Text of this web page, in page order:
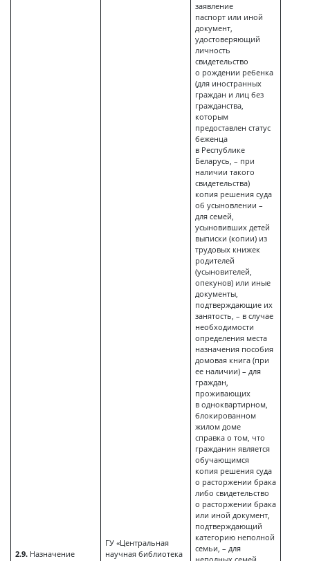
2.9.Назначение
ГУ «Центральная
научная библиотека
заявление
паспорт или иной
документ,
удостоверяющий
личность
свидетельство
о рождении ребенка
(для иностранных
граждан и лиц без
гражданства,
которым
предоставлен статус
беженца
в Республике
Беларусь, – при
наличии такого
свидетельства)
копия решения суда
об усыновлении –
для семей,
усыновивших детей
выписки (копии) из
трудовых книжек
родителей
(усыновителей,
опекунов) или иные
документы,
подтверждающие их
занятость, – в случае
необходимости
определения места
назначения пособия
домовая книга (при
ее наличии) – для
граждан,
проживающих
в одноквартирном,
блокированном
жилом доме
справка о том, что
гражданин является
обучающимся
копия решения суда
о расторжении брака
либо свидетельство
о расторжении брака
или иной документ,
подтверждающий
категорию неполной
семьи, – для